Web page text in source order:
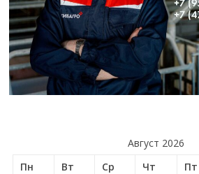
Август 2026
Пн
Вт Ср Чт Пт